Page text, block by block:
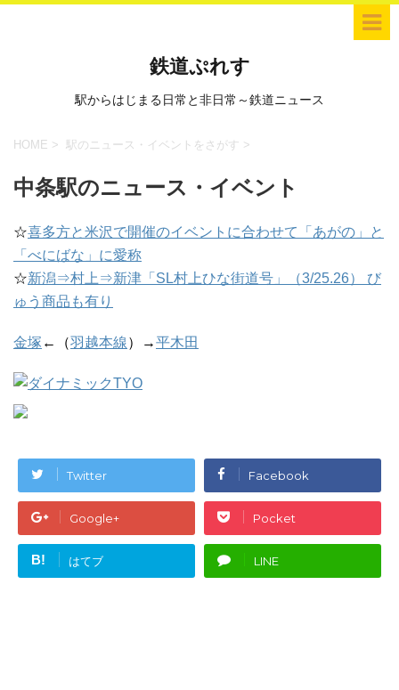
鉄道ぷれす
駅からはじまる日常と非日常～鉄道ニュース
HOME > 駅のニュース・イベントをさがす >
中条駅のニュース・イベント
☆喜多方と米沢で開催のイベントに合わせて「あがの」と
「べにばな」に愛称
☆新潟⇒村上⇒新津「SL村上ひな街道号」（3/25.26） び
ゅう商品も有り
金塚 ←（羽越本線）→平木田
Twitter Facebook
Google+ Pocket
B! はてブ LINE